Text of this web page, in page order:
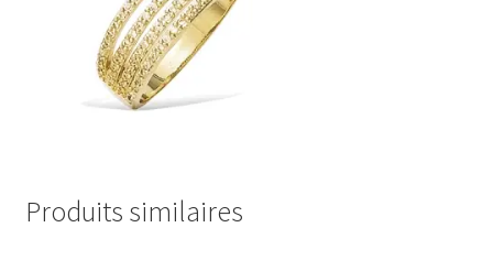
Produits similaires